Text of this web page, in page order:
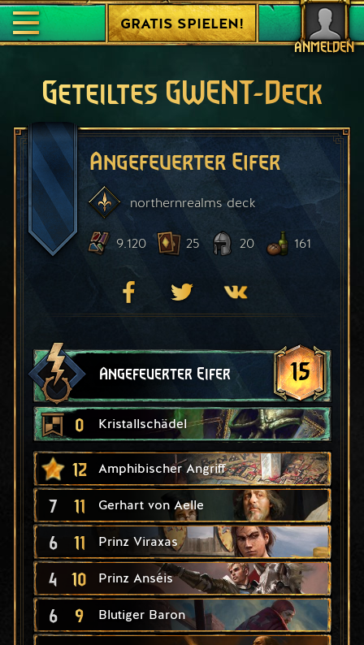
ANMELDEN
GRATIS SPIELEN!
Geteiltes GWENT-Deck
Angefeuerter Eifer
northernrealmsdeck
9.120 25 20 161
Angefeuerter Eifer 15
0 Kristallschädel
12 Amphibischer Angriff
7 11 Gerhart von Aelle
6 11 Prinz Viraxas
4 10 Prinz Anséis
6 9 Blutiger Baron